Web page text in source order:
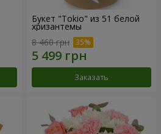
Букет "Tokio" из 51 белой
хризантемы
8 460 грн
Заказать